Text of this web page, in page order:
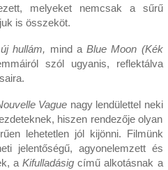
melyeket nemcsak a sűrű
is összeköt.
hullám, mind a Blue Moon (Kék
szól ugyanis, reflektálva
Vague nagy lendülettel neki
hiszen rendezője olyan
lehetetlen jól kijönni. Filmünk
jelentőségű, agyonelemzett és
aKifulladásig című alkotásnak a